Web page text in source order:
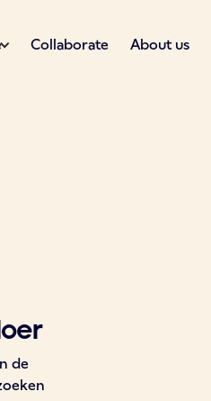
Collaborate About us
de